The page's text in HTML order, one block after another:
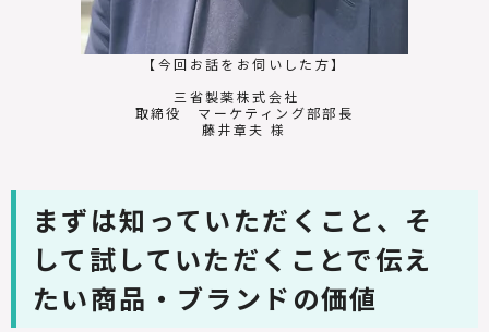
【今回お話をお伺いした方】
三省製薬株式会社
取締役 マーケティング部部長
藤井章夫 様
まずは知っていただくこと、そ
して試していただくことで伝え
たい商品・ブランドの価値